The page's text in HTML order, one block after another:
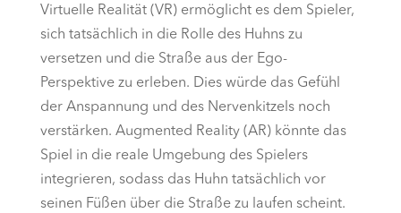
Virtuelle Realität (VR) ermöglicht es dem Spieler,
sich tatsächlich in die Rolle des Huhns zu
versetzen und die Straße aus der Ego-
Perspektive zu erleben. Dies würde das Gefühl
der Anspannung und des Nervenkitzels noch
verstärken. Augmented Reality (AR) könnte das
Spiel in die reale Umgebung des Spielers
integrieren, sodass das Huhn tatsächlich vor
seinen Füßen über die Straße zu laufen scheint.